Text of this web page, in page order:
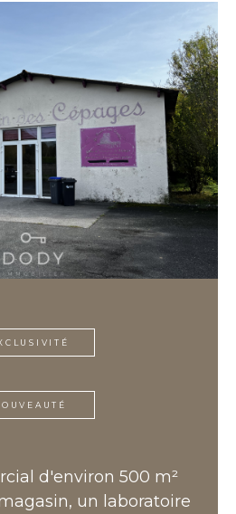
d'environ 500 m²
un laboratoire